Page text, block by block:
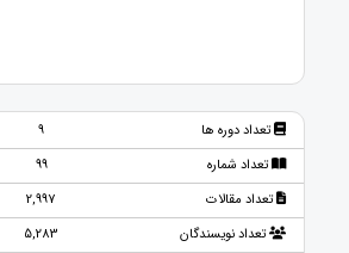
تعداد دوره ها
9
تعداد شماره
99
تعداد مقالات
2,997
تعداد نویسندگان
5,283